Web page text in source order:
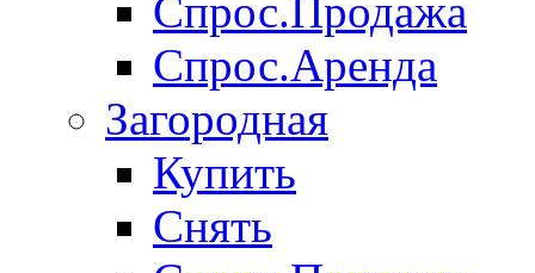
Спрос.Продажа
Спрос.Аренда
Загородная
Купить
Снять